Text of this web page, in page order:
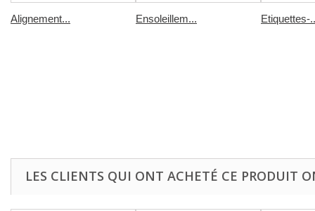
Alignement... Ensoleillem... Etiquettes-
LES CLIENTS QUI ONT ACHETÉ CE PRODUIT